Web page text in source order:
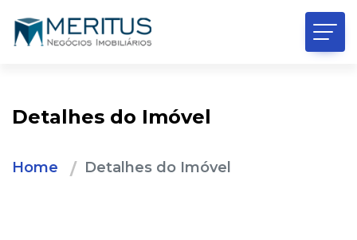
Detalhes do Imóvel
Home Detalhes do Imóvel